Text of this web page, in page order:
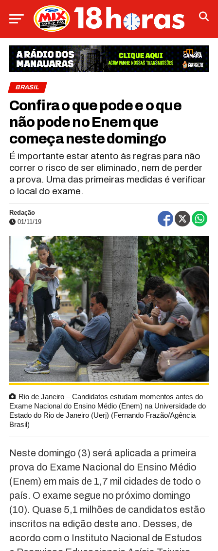
BRASIL
Confira o que pode e o que
não pode no Enem que
começa neste domingo
É importante estar atento às regras para não
correr o risco de ser eliminado, nem de perder
a prova. Uma das primeiras medidas é verificar
o local do exame.
Redação
01/11/19
Rio de Janeiro – Candidatos estudam momentos antes do
Exame Nacional do Ensino Médio (Enem) na Universidade do
Estado do Rio de Janeiro (Uerj) (Fernando Frazão/Agência
Brasil)
Neste domingo (3) será aplicada a primeira
prova do Exame Nacional do Ensino Médio
(Enem) em mais de 1,7 mil cidades de todo o
país. O exame segue no próximo domingo
(10). Quase 5,1 milhões de candidatos estão
inscritos na edição deste ano. Desses, de
acordo com o Instituto Nacional de Estudos